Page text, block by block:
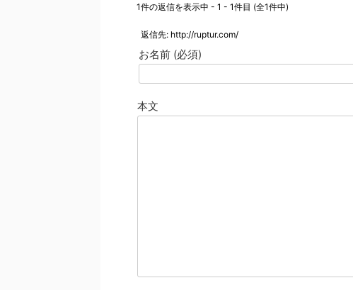
1件の返信を表示中 - 1 - 1件目 (全1件中)
返信先: http://ruptur.com/
お名前 (必須)
本文